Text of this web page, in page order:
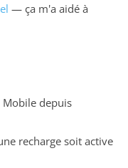
— ça m'a aidé à
depuis
recharge soit active